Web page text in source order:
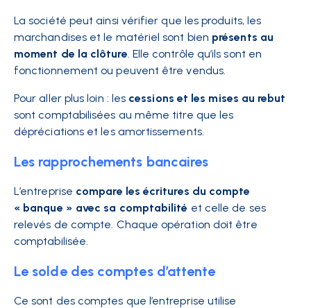
La société peut ainsi vérifier que les produits, les
marchandises et le matériel sont bien présents au
moment de la clôture. Elle contrôle qu’ils sont en
fonctionnement ou peuvent être vendus.
Pour aller plus loin : les cessions et les mises au rebut
sont comptabilisées au même titre que les
dépréciations et les amortissements.
Les rapprochements bancaires
L’entreprise compare les écritures du compte
« banque » avec sa comptabilité et celle de ses
relevés de compte. Chaque opération doit être
comptabilisée.
Le solde des comptes d’attente
Ce sont des comptes que l’entreprise utilise